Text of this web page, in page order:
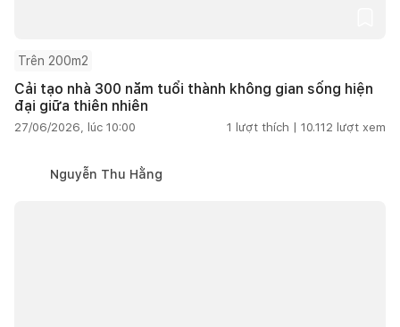
Trên 200m2
Cải tạo nhà 300 năm tuổi thành không gian sống hiện
đại giữa thiên nhiên
27/06/2026, lúc 10:00 1 lượt thích | 10.112 lượt xem
Nguyễn Thu Hằng